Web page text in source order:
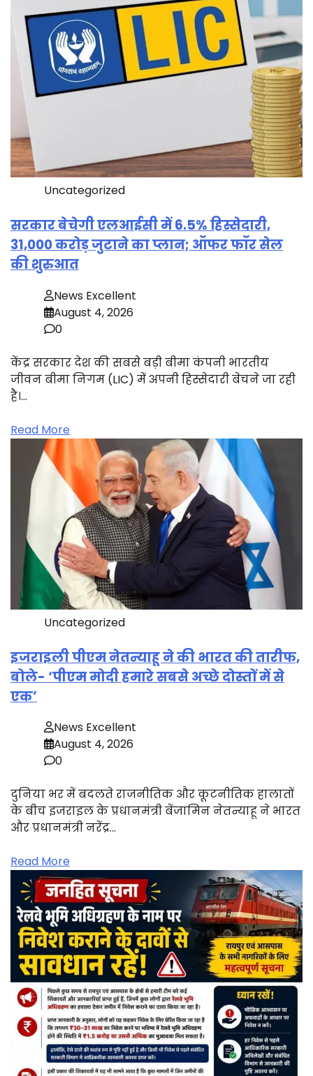
Uncategorized
सरकार बेचेगी एलआईसी में 6.5% हिस्सेदारी,
31,000 करोड़ जुटाने का प्लान; ऑफर फॉर सेल
की शुरुआत
News Excellent
August 4, 2026
0
केंद्र सरकार देश की सबसे बड़ी बीमा कंपनी भारतीय
जीवन बीमा निगम (LIC) में अपनी हिस्सेदारी बेचने जा रही
है।…
Read More
Uncategorized
इजराइली पीएम नेतन्याहू ने की भारत की तारीफ,
बोले- ‘पीएम मोदी हमारे सबसे अच्छे दोस्तों में से
एक’
News Excellent
August 4, 2026
0
दुनिया भर में बदलते राजनीतिक और कूटनीतिक हालातों
के बीच इजराइल के प्रधानमंत्री बेंजामिन नेतन्याहू ने भारत
और प्रधानमंत्री नरेंद्र…
Read More